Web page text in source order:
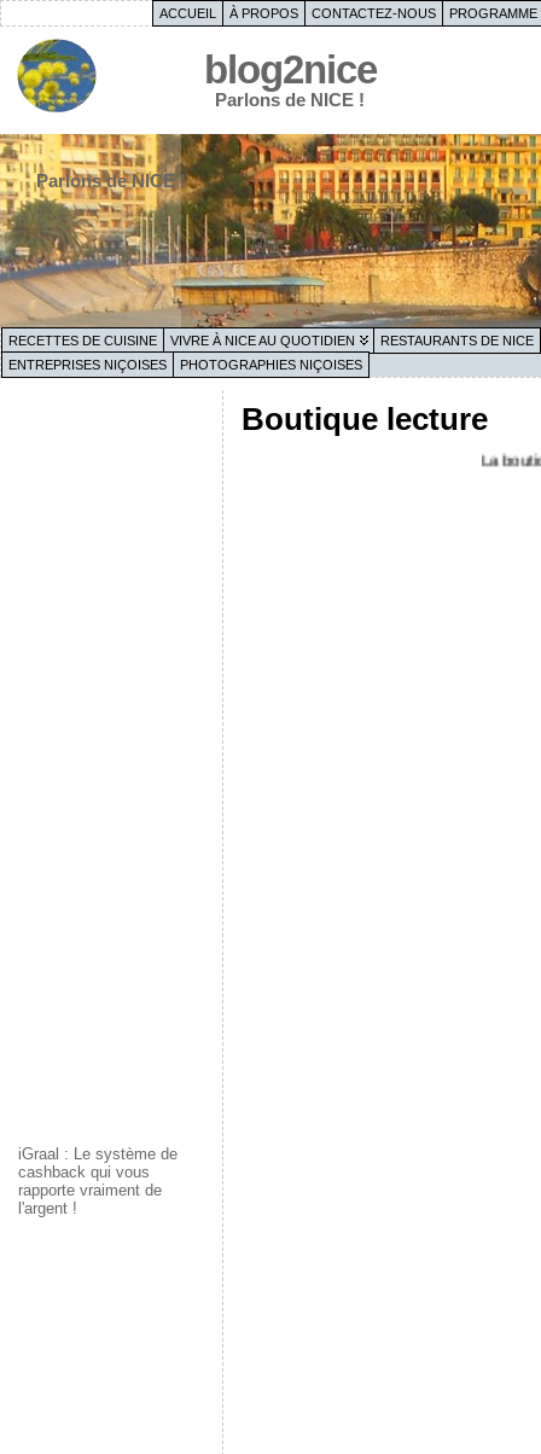
ACCUEIL À PROPOS CONTACTEZ-NOUS PROGRAMME
blog2nice
Parlons de NICE !
Parlons de NICE !
RECETTES DE CUISINE VIVRE À NICE AU QUOTIDIEN
RESTAURANTS DE NICE
ENTREPRISES NIÇOISES
PHOTOGRAPHIES NIÇOISES
iGraal : Le système de
cashback qui vous
rapporte vraiment de
l'argent !
Boutique lecture
La boutique